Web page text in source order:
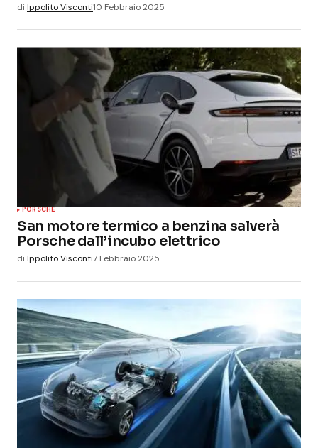
di Ippolito Visconti10 Febbraio 2025
PORSCHE
San motore termico a benzina salverà
Porsche dall’incubo elettrico
di Ippolito Visconti7 Febbraio 2025